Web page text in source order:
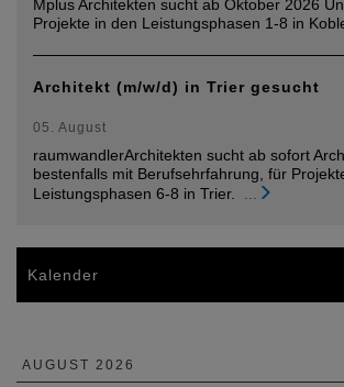
Mplus Architekten sucht ab Oktober 2026
Projekte in den Leistungsphasen 1-8 in
Architekt (m/w/d) in Trier gesucht
05. August
raumwandlerArchitekten sucht ab sofort
bestenfalls mit Berufsehrfahrung, für
Leistungsphasen 6-8 in Trier.
Kalender
AUGUST 2026